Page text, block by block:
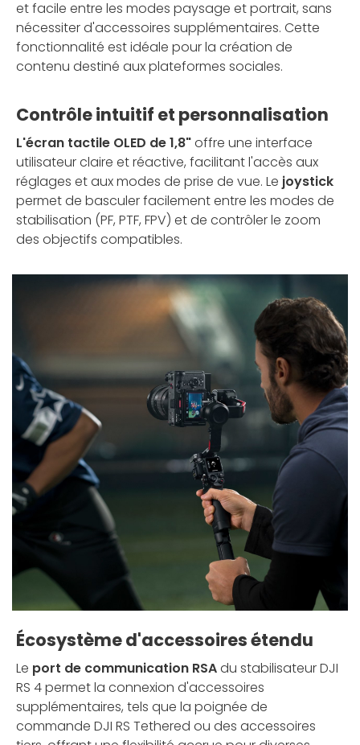
et facile entre les modes paysage et portrait, sans
nécessiter d'accessoires supplémentaires. Cette
fonctionnalité est idéale pour la création de
contenu destiné aux plateformes sociales.
Contrôle intuitif et personnalisation
L'écran tactile OLED de 1,8"offre une interface
utilisateur claire et réactive, facilitant l'accès aux
réglages et aux modes de prise de vue. Le joystick
permet de basculer facilement entre les modes de
stabilisation (PF, PTF, FPV) et de contrôler le zoom
des objectifs compatibles.
Écosystème d'accessoires étendu
Le port de communication RSAdu stabilisateur DJI
RS 4 permet la connexion d'accessoires
supplémentaires, tels que la poignée de
commande DJI RS Tethered ou des accessoires